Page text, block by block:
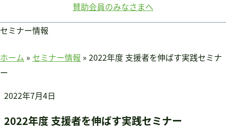
賛助会員のみなさまへ
セミナー情報
ホーム » セミナー情報 » 2022年度 支援者を伸ばす実践セミナ
ー
2022年7月4日
2022年度 支援者を伸ばす実践セミナー
ログイン
会長挨拶
連盟紹介